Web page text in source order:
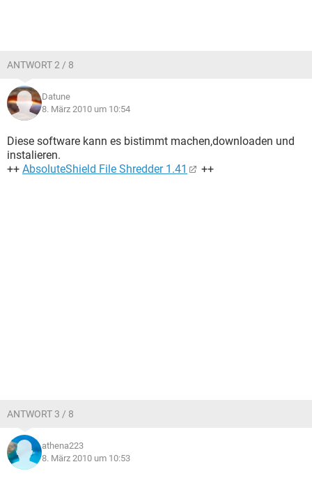
ANTWORT 2 / 8
Datune
8. März 2010 um 10:54
Diese software kann es bistimmt machen,downloaden und
instalieren.
++ AbsoluteShield File Shredder 1.41 ++
ANTWORT 3 / 8
athena223
8. März 2010 um 10:53